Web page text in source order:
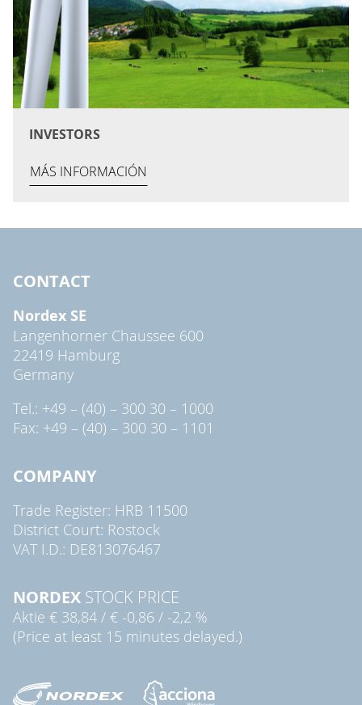
INVESTORS
MÁS INFORMACIÓN
CONTACT
Nordex SE
Langenhorner Chaussee 600
22419 Hamburg
Germany
Tel.: +49 – (40) – 300 30 – 1000
Fax: +49 – (40) – 300 30 – 1101
COMPANY
Trade Register: HRB 11500
District Court: Rostock
VAT I.D.: DE813076467
NORDEX STOCK PRICE
Aktie € 38,84 / € -0,86 / -2,2 %
(Price at least 15 minutes delayed.)